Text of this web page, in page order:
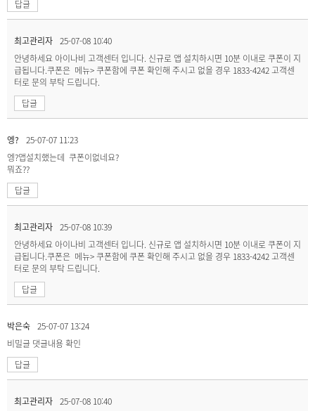
답글
최고관리자 25-07-08 10:40
안녕하세요 아이나비 고객센터 입니다. 신규로 앱 설치하시면 10분 이내로 쿠폰이 지
급됩니다.쿠폰은 메뉴> 쿠폰함에 쿠폰 확인해 주시고 없을 경우 1833-4242 고객센
터로 문의 부탁 드립니다.
답글
엥?
25-07-07 11:23
엥?앱설치했는데 쿠폰이없네요?
뭐죠??
답글
최고관리자 25-07-08 10:39
안녕하세요 아이나비 고객센터 입니다. 신규로 앱 설치하시면 10분 이내로 쿠폰이 지
급됩니다.쿠폰은 메뉴> 쿠폰함에 쿠폰 확인해 주시고 없을 경우 1833-4242 고객센
터로 문의 부탁 드립니다.
답글
박은숙 25-07-07 13:24
비밀글 댓글내용 확인
답글
최고관리자 25-07-08 10:40